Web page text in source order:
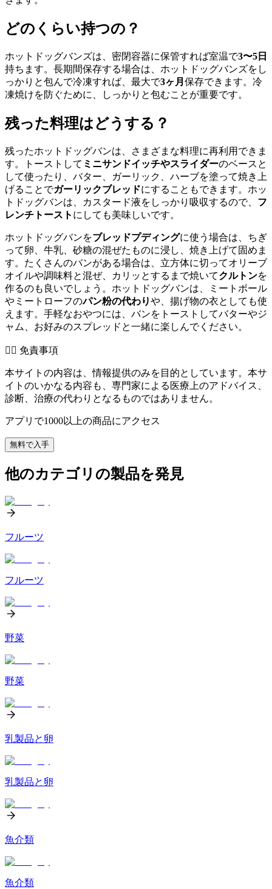
どのくらい持つの？
ホットドッグバンズは、密閉容器に保管すれば室温で3〜5日
持ちます。長期間保存する場合は、ホットドッグバンズをし
っかりと包んで冷凍すれば、最大で3ヶ月 保存できます。冷
凍焼けを防ぐために、しっかりと包むことが重要です。
残った料理はどうする？
残ったホットドッグバンは、さまざまな料理に再利用できま
す。トーストして ミニサンドイッチやスライダーのベースと
して使ったり、バター、ガーリック、ハーブを塗って焼き上
げることでガーリックブレッドにすることもできます。ホッ
トドッグバンは、カスタード液をしっかり吸収するので、 フ
レンチトースト にしても美味しいです。
ホットドッグバンをブレッドプディングに使う場合は、ちぎ
って卵、牛乳、砂糖の混ぜたものに浸し、焼き上げて固めま
す。たくさんのバンがある場合は、立方体に切ってオリーブ
オイルや調味料と混ぜ、カリッとするまで焼いてクルトンを
作るのも良いでしょう。ホットドッグバンは、ミートボール
やミートローフのパン粉の代わりや、揚げ物の衣としても使
えます。手軽なおやつには、バンをトーストしてバターやジ
ャム、お好みのスプレッドと一緒に楽しんでください。
👨‍⚕️️ 免責事項
本サイトの内容は、情報提供のみを目的としています。本サ
イトのいかなる内容も、専門家による医療上のアドバイス、
診断、治療の代わりとなるものではありません。
アプリで1000以上の商品にアクセス
無料で入手
他のカテゴリの製品を発見
フルーツ
フルーツ
野菜
野菜
乳製品と卵
乳製品と卵
魚介類
魚介類